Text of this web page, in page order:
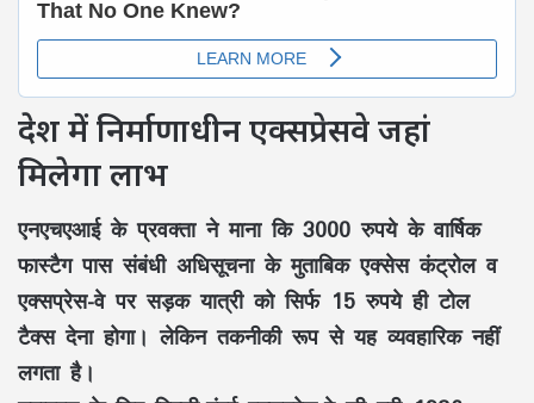
देश में निर्माणाधीन एक्सप्रेसवे जहां
मिलेगा लाभ
एनएचएआई के प्रवक्ता ने माना कि 3000 रुपये के वार्षिक
फास्टैग पास संबंधी अधिसूचना के मुताबिक एक्सेस कंट्रोल व
एक्सप्रेस-वे पर सड़क यात्री को सिर्फ 15 रुपये ही टोल
टैक्स देना होगा। लेकिन तकनीकी रूप से यह व्यवहारिक नहीं
लगता है।